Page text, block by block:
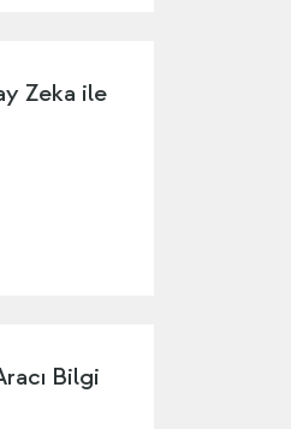
Zeka ile
Bilgi